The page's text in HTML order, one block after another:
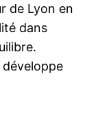
de Lyon en
dans
développe